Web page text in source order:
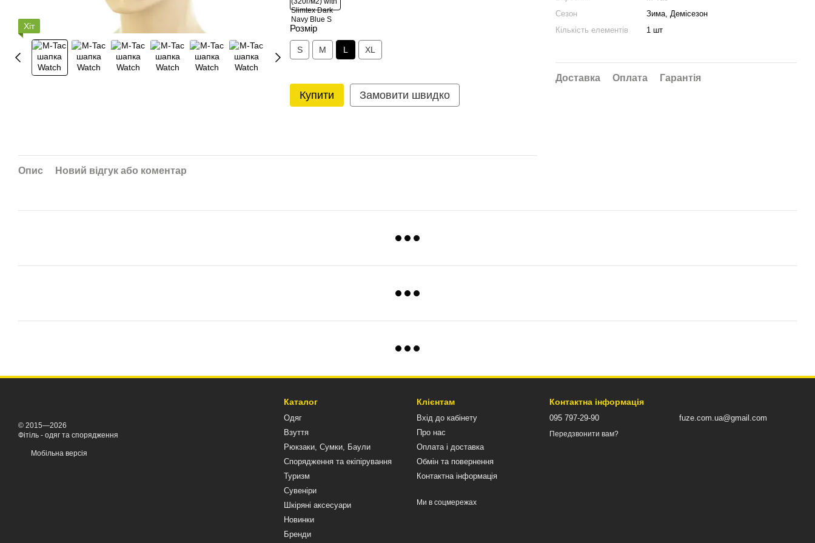
Хіт Розмір
S M L XL
Купити Замовити швидко
Сезон
Зима, Демісезон
Кількість елементів
1 шт
Доставка Оплата Гарантія
Опис Новий відгук або коментар
© 2015—2026
Фітіль - одяг та спорядження
Мобільна версія
Каталог
Одяг
Взуття
Рюкзаки, Сумки, Баули
Спорядження та екіпірування
Туризм
Сувеніри
Шкіряні аксесуари
Новинки
Бренди
Клієнтам
Вхід до кабінету
Про нас
Оплата і доставка
Обмін та повернення
Контактна інформація
Ми в соцмережах
Контактна інформація
095 797-29-90
Передзвонити вам?
fuze.com.ua@gmail.com